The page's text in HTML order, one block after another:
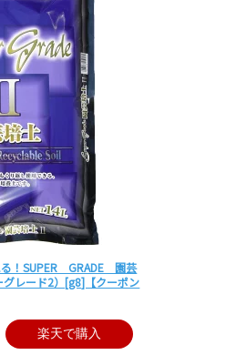
る！SUPER GRADE 園芸
レード2）[g8]【クーポン
楽天で購入